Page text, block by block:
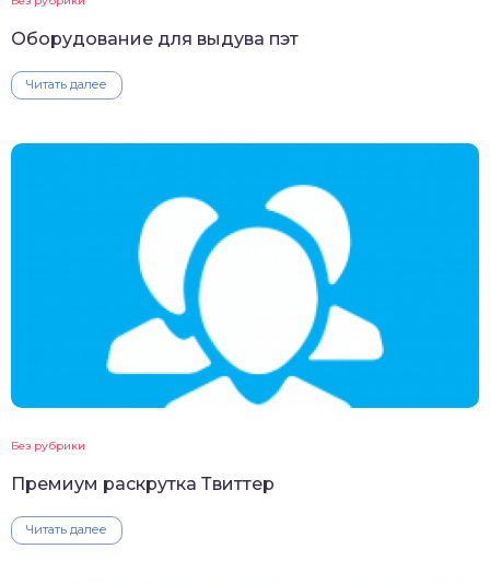
Оборудование для выдува пэт
Читать далее
Без рубрики
Премиум раскрутка Твиттер
Читать далее